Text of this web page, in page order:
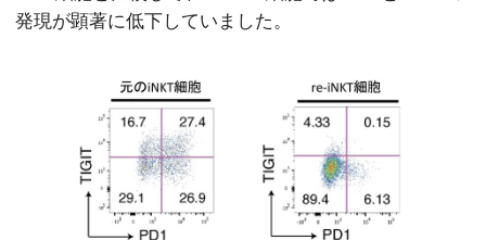
発現が顕著に低下していました。